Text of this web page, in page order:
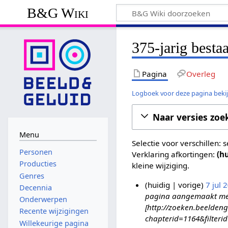
B&G Wiki
375-jarig
Pagina Overleg
Logboek voor deze pagina
Naar versies
Selectie voor verschillen:
Verklaring afkortingen:
kleine wijziging.
huidig vorige 7 jul
pagina aangemaakt
[http://
Menu
Personen
Producties
Genres
Decennia
Onderwerpen
Recente wijzigingen
Willekeurige pagina